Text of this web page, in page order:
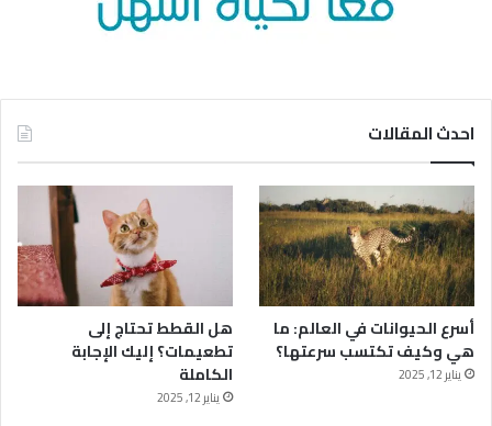
احدث المقالات
أسرع الحيوانات في العالم: ما
هي وكيف تكتسب سرعتها؟
يناير 12, 2025
هل القطط تحتاج إلى
تطعيمات؟ إليك الإجابة
الكاملة
يناير 12, 2025